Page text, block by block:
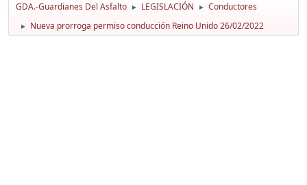
GDA.-Guardianes Del Asfalto ► LEGISLACIÓN ► Conductores
► Nueva prorroga permiso conducción Reino Unido 26/02/2022